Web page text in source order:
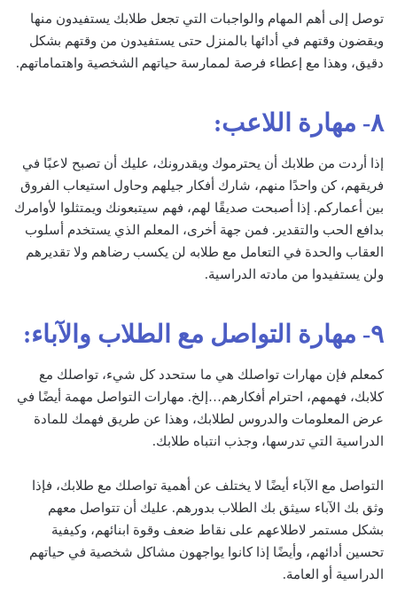
توصل إلى أهم المهام والواجبات التي تجعل طلابك يستفيدون منها
ويقضون وقتهم في أدائها بالمنزل حتى يستفيدون من وقتهم بشكل
دقيق، وهذا مع إعطاء فرصة لممارسة حياتهم الشخصية واهتماماتهم.
٨- مهارة اللاعب:
إذا أردت من طلابك أن يحترموك ويقدرونك، عليك أن تصبح لاعبًا في
فريقهم، كن واحدًا منهم، شارك أفكار جيلهم وحاول استيعاب الفروق
بين أعماركم. إذا أصبحت صديقًا لهم، فهم سيتبعونك ويمتثلوا لأوامرك
بدافع الحب والتقدير. فمن جهة أخرى، المعلم الذي يستخدم أسلوب
العقاب والحدة في التعامل مع طلابه لن يكسب رضاهم ولا تقديرهم
ولن يستفيدوا من مادته الدراسية.
٩- مهارة التواصل مع الطلاب والآباء:
كمعلم فإن مهارات تواصلك هي ما ستحدد كل شيء، تواصلك مع
كلابك، فهمهم، احترام أفكارهم…إلخ. مهارات التواصل مهمة أيضًا في
عرض المعلومات والدروس لطلابك، وهذا عن طريق فهمك للمادة
الدراسية التي تدرسها، وجذب انتباه طلابك.
التواصل مع الآباء أيضًا لا يختلف عن أهمية تواصلك مع طلابك، فإذا
وثق بك الآباء سيثق بك الطلاب بدورهم. عليك أن تتواصل معهم
بشكل مستمر لاطلاعهم على نقاط ضعف وقوة ابنائهم، وكيفية
تحسين أدائهم، وأيضًا إذا كانوا يواجهون مشاكل شخصية في حياتهم
الدراسية أو العامة.